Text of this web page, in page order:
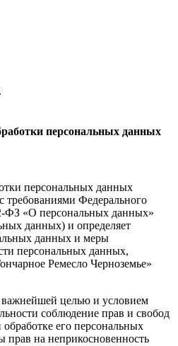
персональных данных
персональных данных
требованиями Федерального
ФЗ «О персональных данных»
данных) и определяет
данных и меры
персональных данных,
Ремесло Черноземье»
важнейшей целью и условием
соблюдение прав и свобод
его персональных
прав на неприкосновенность